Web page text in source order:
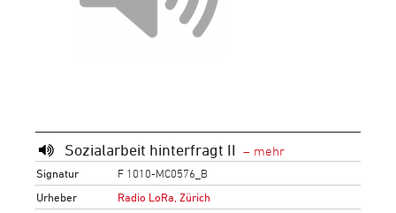
Sozialarbeit hinterfragt II
Signatur
F 1010-MC0576_B
Urheber
Radio LoRa, Zürich